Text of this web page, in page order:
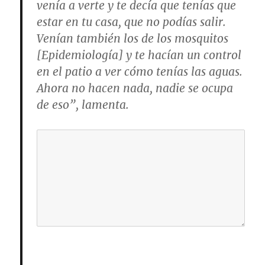
venía a verte y te decía que tenías que
estar en tu casa, que no podías salir.
Venían también los de los mosquitos
[Epidemiología] y te hacían un control
en el patio a ver cómo tenías las aguas.
Ahora no hacen nada, nadie se ocupa
de eso”, lamenta.